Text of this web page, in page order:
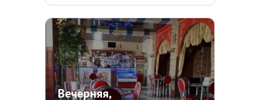
Вечерняя,